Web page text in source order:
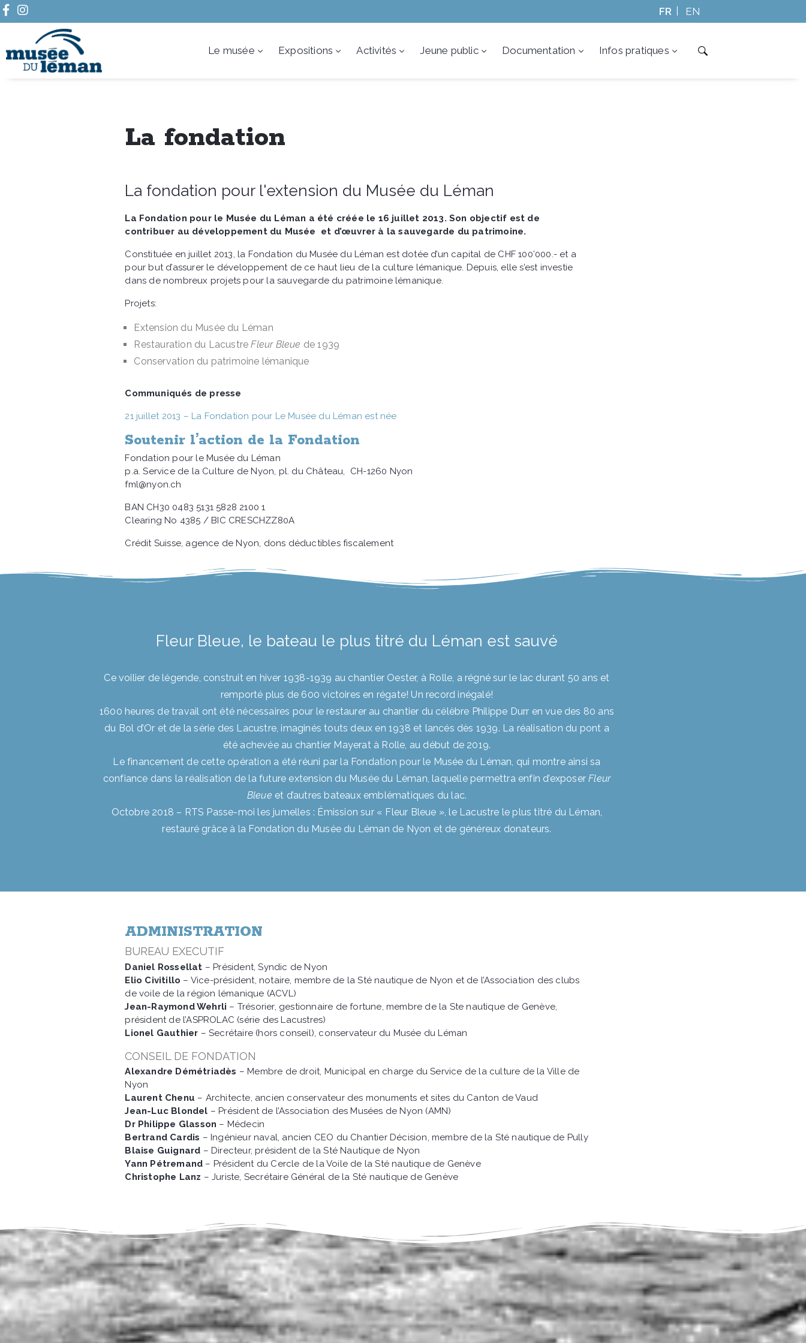
FR EN
Le musée Expositions Activités Jeune public Documentation Infos pratiques
La fondation
La fondation pour l'extension du Musée du Léman
La Fondation pour le Musée du Léman a été créée le 16 juillet 2013. Son objectif est de
contribuer au développement du Musée
et d’œuvrer à la sauvegarde du patrimoine.
Constituée en juillet 2013, la Fondation du Musée du Léman est dotée d’un capital de CHF 100’000.- et a
pour but d’assurer le développement de ce haut lieu de la culture lémanique. Depuis, elle s’est investie
dans de nombreux projets pour la sauvegarde du patrimoine lémanique.
Projets:
Extension du Musée du Léman
Restauration du Lacustre Fleur Bleue de 1939
Conservation du patrimoine lémanique
Communiqués de presse
21 juillet 2013 – La Fondation pour Le Musée du Léman est née
Soutenir l’action de la Fondation
Fondation pour le Musée du Léman
p.a. Service de la Culture de Nyon, pl. du Château, CH-1260 Nyon
fml@nyon.ch
BAN CH30 0483 5131 5828 2100 1
Clearing No 4385 / BIC CRESCHZZ80A
Crédit Suisse, agence de Nyon, dons déductibles fiscalement
Fleur Bleue, le bateau le plus titré du Léman est sauvé
Ce voilier de légende, construit en hiver 1938-1939 au chantier Oester, à Rolle, a régné sur le lac durant 50 ans et
remporté plus de 600 victoires en régate! Un record inégalé!
1600 heures de travail ont été nécessaires pour le restaurer au chantier du célèbre Philippe Durr en vue des 80 ans
du Bol d’Or et de la série des Lacustre, imaginés touts deux en 1938 et lancés dès 1939. La réalisation du pont a
été achevée au chantier Mayerat à Rolle, au début de 2019.
Le financement de cette opération a été réuni par la Fondation pour le Musée du Léman, qui montre ainsi sa
confiance dans la réalisation de la future extension du Musée du Léman, laquelle permettra enfin d’exposer Fleur
Bleue et d’autres bateaux emblématiques du lac.
Octobre 2018 – RTS Passe-moi les jumelles : Émission sur « Fleur Bleue », le Lacustre le plus titré du Léman,
restauré grâce à la Fondation du Musée du Léman de Nyon et de généreux donateurs.
ADMINISTRATION
BUREAU EXECUTIF
Daniel Rossellat – Président, Syndic de Nyon
Elio Civitillo – Vice-président, notaire, membre de la Sté nautique de Nyon et de l’Association des clubs
de voile de la région lémanique (ACVL)
Jean-Raymond Wehrli – Trésorier, gestionnaire de fortune, membre de la Ste nautique de Genève,
président de l’ASPROLAC (série des Lacustres)
Lionel Gauthier – Secrétaire (hors conseil), conservateur du Musée du Léman
CONSEIL DE FONDATION
Alexandre Démétriadès – Membre de droit, Municipal en charge du Service de la culture de la Ville de
Nyon
Laurent Chenu – Architecte, ancien conservateur des monuments et sites du Canton de Vaud
Jean-Luc Blondel – Président de l’Association des Musées de Nyon (AMN)
Dr Philippe Glasson – Médecin
Bertrand Cardis – Ingénieur naval, ancien CEO du Chantier Décision, membre de la Sté nautique de Pully
Blaise Guignard – Directeur, président de la Sté Nautique de Nyon
Yann Pétremand – Président du Cercle de la Voile de la Sté nautique de Genève
Christophe Lanz – Juriste, Secrétaire Général de la Sté nautique de Genève